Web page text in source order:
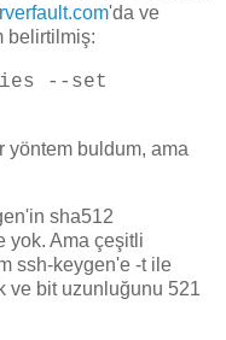
'da ve
belirtilmiş:
--set
yöntem buldum, ama
sha512
yok. Ama çeşitli
ssh-keygen'e -t ile
ve bit uzunluğunu 521